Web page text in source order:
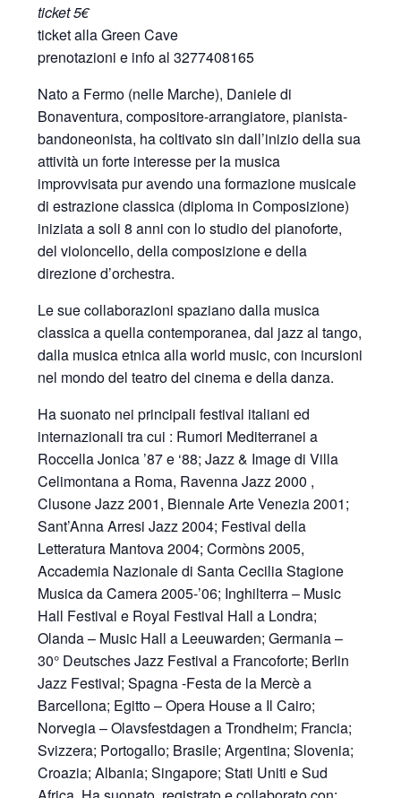
ticket 5€
ticket alla Green Cave
prenotazioni e info al 3277408165
Nato a Fermo (nelle Marche), Daniele di
Bonaventura, compositore-arrangiatore, pianista-
bandoneonista, ha coltivato sin dall’inizio della sua
attività un forte interesse per la musica
improvvisata pur avendo una formazione musicale
di estrazione classica (diploma in Composizione)
iniziata a soli 8 anni con lo studio del pianoforte,
del violoncello, della composizione e della
direzione d’orchestra.
Le sue collaborazioni spaziano dalla musica
classica a quella contemporanea, dal jazz al tango,
dalla musica etnica alla world music, con incursioni
nel mondo del teatro del cinema e della danza.
Ha suonato nei principali festival italiani ed
internazionali tra cui : Rumori Mediterranei a
Roccella Jonica ’87 e ‘88; Jazz & Image di Villa
Celimontana a Roma, Ravenna Jazz 2000 ,
Clusone Jazz 2001, Biennale Arte Venezia 2001;
Sant’Anna Arresi Jazz 2004; Festival della
Letteratura Mantova 2004; Cormòns 2005,
Accademia Nazionale di Santa Cecilia Stagione
Musica da Camera 2005-’06; Inghilterra – Music
Hall Festival e Royal Festival Hall a Londra;
Olanda – Music Hall a Leeuwarden; Germania –
30° Deutsches Jazz Festival a Francoforte; Berlin
Jazz Festival; Spagna -Festa de la Mercè a
Barcellona; Egitto – Opera House a Il Cairo;
Norvegia – Olavsfestdagen a Trondheim; Francia;
Svizzera; Portogallo; Brasile; Argentina; Slovenia;
Croazia; Albania; Singapore; Stati Uniti e Sud